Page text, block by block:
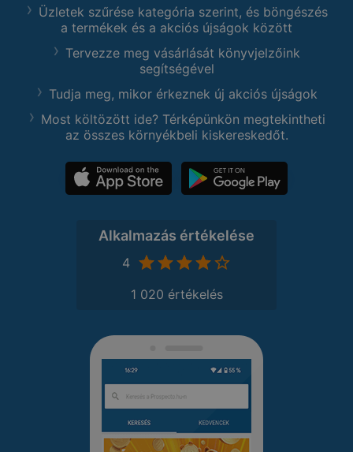
Üzletek szűrése kategória szerint, és böngészés
a termékek és a akciós újságok között
Tervezze meg vásárlását könyvjelzőink
segítségével
Tudja meg, mikor érkeznek új akciós újságok
Most költözött ide? Térképünkön megtekintheti
az összes környékbeli kiskereskedőt.
Alkalmazás értékelése
4
1 020 értékelés